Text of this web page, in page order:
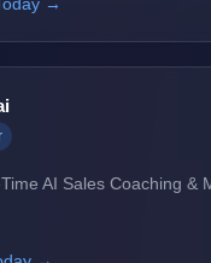
→
AI Sales Coaching &